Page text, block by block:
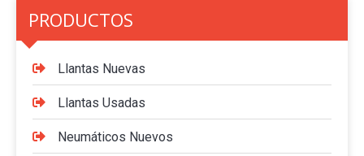
PRODUCTOS
Llantas Nuevas
Llantas Usadas
Neumáticos Nuevos